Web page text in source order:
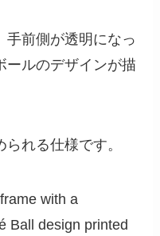
手前側が透明になっ
ールのデザインが描
れる仕様です。
with a
Ball design printed